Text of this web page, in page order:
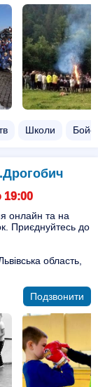
Школи
19:00
онлайн та на
Приєднуйтесь до
область,
Подзвонити